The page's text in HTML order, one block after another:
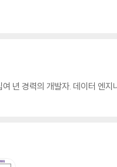
년 경력의 개발자. 데이터 엔